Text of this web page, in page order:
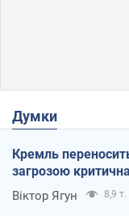
Думки
Кремль
загрозою
Віктор Ягун 8,9 т.